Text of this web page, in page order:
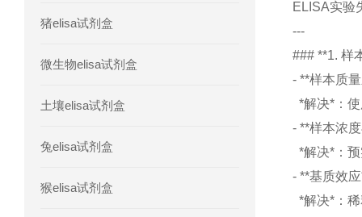
人膳食纤维(TDF)elisa试剂盒现货
人囊尾蚴病抗体(CC Ab)elisa试剂盒免
人胰腺衍生因子(PANDER)elisa试剂盒
人髓系细胞触发受体-1(TREM-1)elisa
猪elisa试剂盒
微生物elisa试剂盒
土壤elisa试剂盒
兔elisa试剂盒
猴elisa试剂盒
ELISA实验
---
### **1. 样
- **样本质
*解决*：
- **样本浓
*解决*：
- **基质效
*解决*：